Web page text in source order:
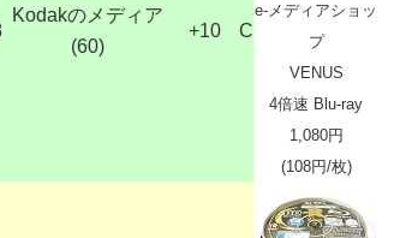
Kodakのメディア
(60)
+10 C
e-メディアショッ
プ
VENUS
4倍速 Blu-ray
1,080円
(108円/枚)